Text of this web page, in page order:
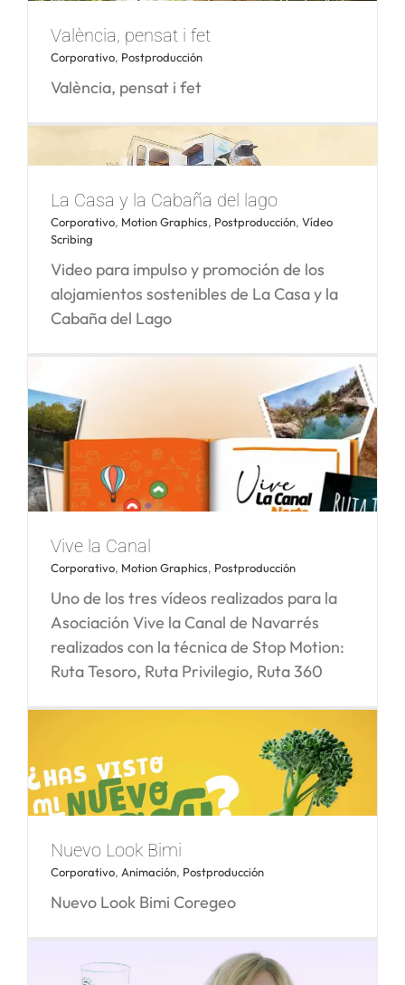
The Westin Valencia
València, pensat i fet
Corporativo, Postproducción
València, pensat i fet
La Casa y la Cabaña del lago
La Casa y la Cabaña del lago
Corporativo, Motion Graphics, Postproducción, Vídeo
Scribing
Video para impulso y promoción de los
alojamientos sostenibles de La Casa y la
Cabaña del Lago
Vive la Canal
Vive la Canal
Corporativo, Motion Graphics, Postproducción
Uno de los tres vídeos realizados para la
Asociación Vive la Canal de Navarrés
realizados con la técnica de Stop Motion:
Ruta Tesoro, Ruta Privilegio, Ruta 360
Nuevo Look Bimi
Corporativo, Animación, Postproducción
Nuevo Look Bimi Coregeo